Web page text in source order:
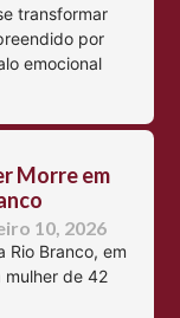
transformar
por
emocional
Morre em
10, 2026
Rio Branco, em
mulher de 42